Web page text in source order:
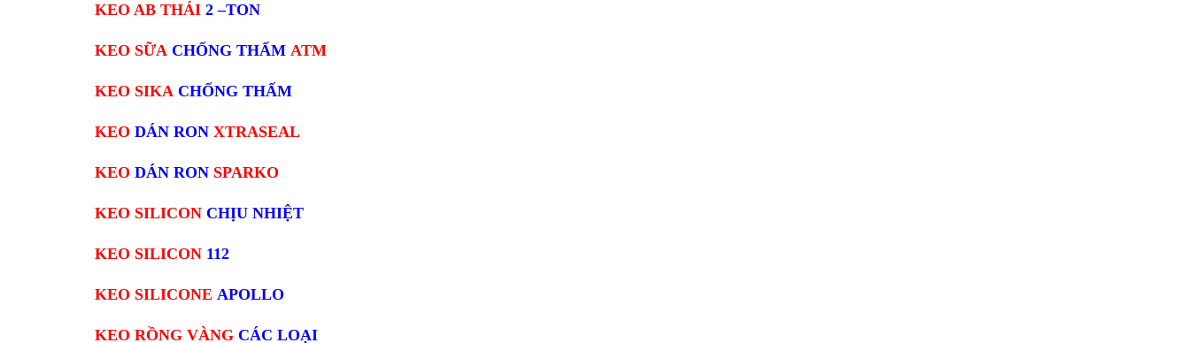
KEO AB THÁI 2 –TON
KEO SỮA CHỐNG THẤM ATM
KEO SIKA CHỐNG THẤM
KEO DÁN RON XTRASEAL
KEO DÁN RON SPARKO
KEO SILICON CHỊU NHIỆT
KEO SILICON 112
KEO SILICONE APOLLO
KEO RỒNG VÀNG CÁC LOẠI